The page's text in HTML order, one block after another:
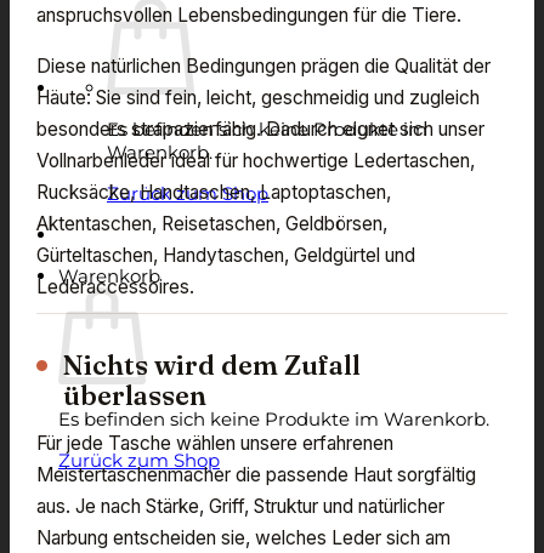
Es befinden sich keine Produkte im
Warenkorb.
Zurück zum Shop
Warenkorb
Es befinden sich keine Produkte im Warenkorb.
Zurück zum Shop
anspruchsvollen Lebensbedingungen für die Tiere.
Diese natürlichen Bedingungen prägen die Qualität der
Häute: Sie sind fein, leicht, geschmeidig und zugleich
besonders strapazierfähig. Dadurch eignet sich unser
Vollnarbenleder ideal für hochwertige Ledertaschen,
Rucksäcke, Handtaschen, Laptoptaschen,
Aktentaschen, Reisetaschen, Geldbörsen,
Gürteltaschen, Handytaschen, Geldgürtel und
Lederaccessoires.
Nichts wird dem Zufall
überlassen
Für jede Tasche wählen unsere erfahrenen
Meistertaschenmacher die passende Haut sorgfältig
aus. Je nach Stärke, Griff, Struktur und natürlicher
Narbung entscheiden sie, welches Leder sich am